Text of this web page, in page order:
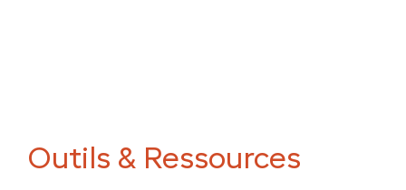
Outils & Ressources